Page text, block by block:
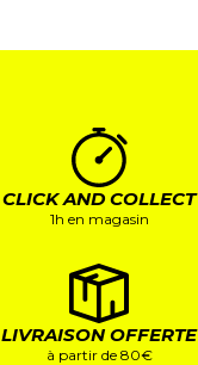
CLICK AND COLLECT
1h en magasin
LIVRAISON OFFERTE
à partir de 80€